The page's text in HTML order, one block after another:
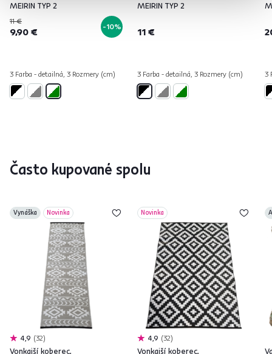
MEIRIN TYP 2
11 €
9,90 € -10%
3 Farba - detailná, 3 Rozmery (cm)
MEIRIN TYP 2
11 €
3 Farba - detailná, 3 Rozmery (cm) 3
Často kupované spolu
Vynáška Novinka
4,9 32
Vonkajší koberec,
Novinka
4,9 32
Vonkajší koberec,